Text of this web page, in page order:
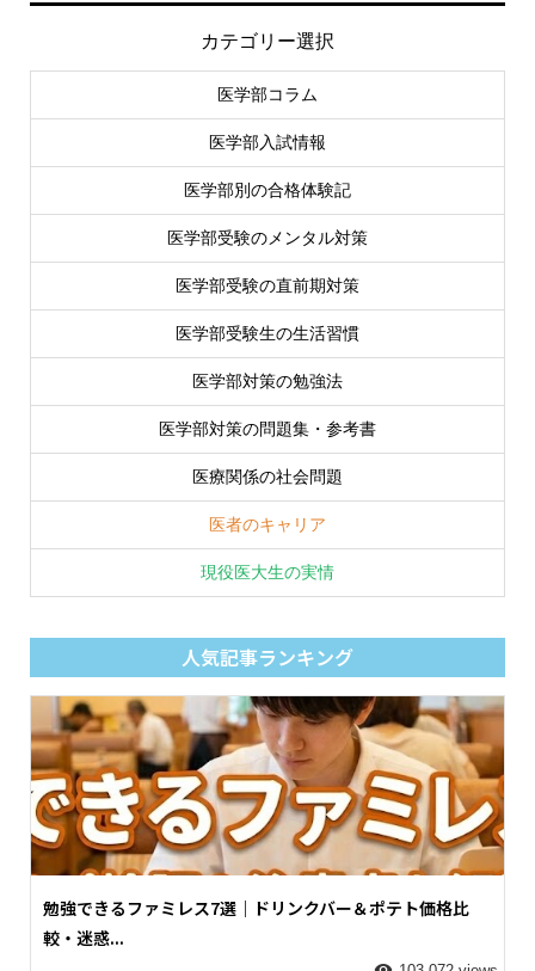
カテゴリー選択
医学部コラム
医学部入試情報
医学部別の合格体験記
医学部受験のメンタル対策
医学部受験の直前期対策
医学部受験生の生活習慣
医学部対策の勉強法
医学部対策の問題集・参考書
医療関係の社会問題
医者のキャリア
現役医大生の実情
人気記事ランキング
勉強できるファミレス7選｜ドリンクバー＆ポテト価格比
較・迷惑...